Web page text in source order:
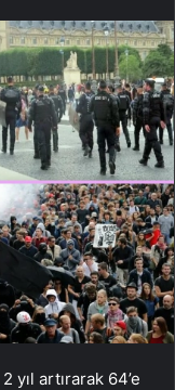
yıl artırarak 64’e